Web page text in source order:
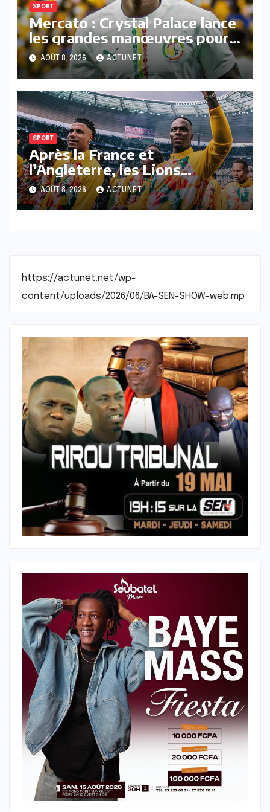
SPORT
Mercato : Crystal Palace lance
les grandes manœuvres pour
Lamine Camara !
AOÛT 8, 2026 ACTUNET
SPORT
Après la France et
l’Angleterre, les Lions
prennent-ils la direction de
l’Arabie saoudite ?
AOÛT 8, 2026 ACTUNET
https://actunet.net/wp-
content/uploads/2026/06/BA-SEN-SHOW-web.mp